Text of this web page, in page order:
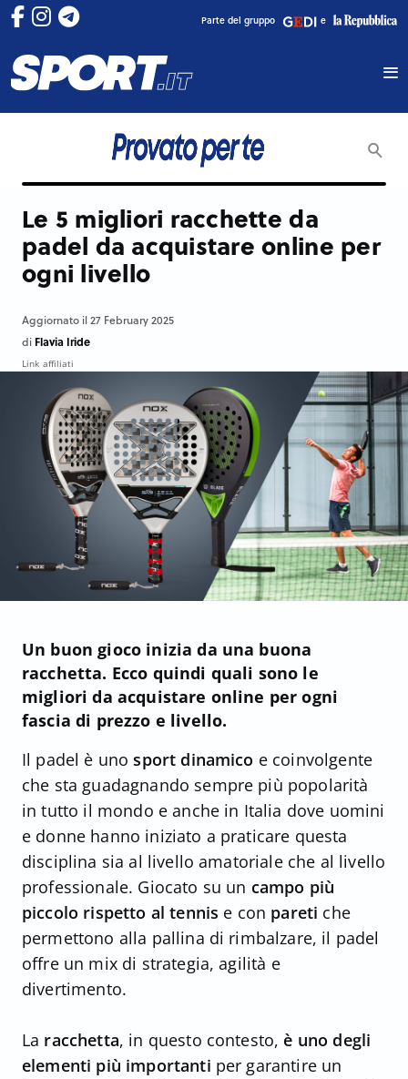
Parte del gruppo e
Le 5 migliori racchette da
padel da acquistare online per
ogni livello
Aggiornato il 27 February 2025
di Flavia Iride
Link affiliati
Un buon gioco inizia da una buona
racchetta. Ecco quindi quali sono le
migliori da acquistare online per ogni
fascia di prezzo e livello.
Il padel è unosport dinamico e coinvolgente
che sta guadagnando sempre più popolarità
in tutto il mondo e anche in Italia dove uomini
e donne hanno iniziato a praticare questa
disciplina sia al livello amatoriale che al livello
professionale. Giocato su un campo più
piccolo rispetto al tennis e con pareti che
permettono alla pallina di rimbalzare, il padel
offre un mix di strategia, agilità e
divertimento.
La racchetta, in questo contesto, è uno degli
elementi più importanti per garantire un